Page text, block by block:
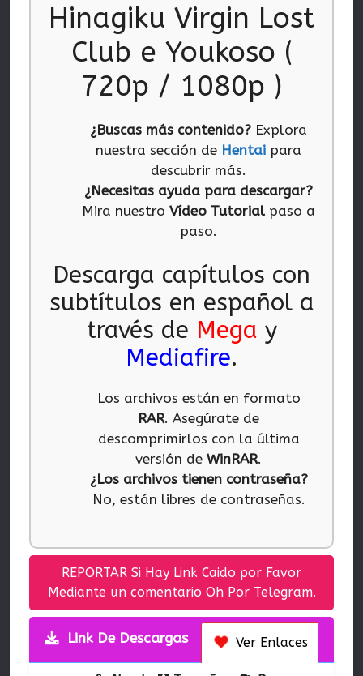
Hinagiku Virgin Lost
Club e Youkoso (
720p / 1080p )
¿Buscas más contenido? Explora
nuestra sección de Hentai para
descubrir más.
¿Necesitas ayuda para descargar?
Mira nuestroVídeo Tutorial paso a
paso.
Descarga capítulos con
subtítulos en español a
través de Mega y
Mediafire.
Los archivos están en formato
RAR. Asegúrate de
descomprimirlos con la última
versión deWinRAR.
¿Los archivos tienen contraseña?
No, están libres de contraseñas.
REPORTAR Si Hay Link Caido por Favor
Mediante un comentario Oh Por Telegram.
Link De Descargas Ver Enlaces